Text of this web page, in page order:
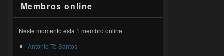
Membros online
Neste momento está 1 membro online.
António Tê Santos